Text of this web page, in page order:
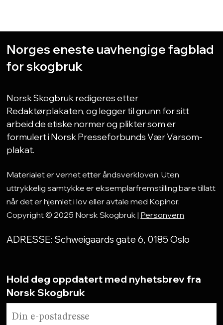
Norges eneste uavhengige fagblad
for skogbruk
Norsk Skogbruk redigeres etter
Redaktørplakaten, og legger til grunn for sitt
arbeid de etiske normer og plikter som er
formulert i Norsk Presseforbunds Vær Varsom-
plakat.
Materialet er vernet etter åndsverkloven. Uten
uttrykkelig samtykke er eksemplarfremstilling bare tillatt
når det er hjemlet i lov eller avtale med Kopinor.
Copyright © 2025 Norsk Skogbruk | Personvern
ADRESSE: Schweigaards gate 6, 0185 Oslo
Hold deg oppdatert med nyhetsbrev fra
Norsk Skogbruk